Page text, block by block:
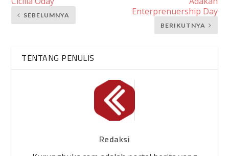
SEBELUMNYA
Enterprenuership Day
BERIKUTNYA
TENTANG PENULIS
Redaksi